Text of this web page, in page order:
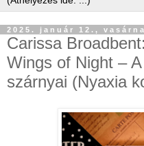
2025. január 12.,
Carissa
Wings of Night –
szárnyai (Nyaxia